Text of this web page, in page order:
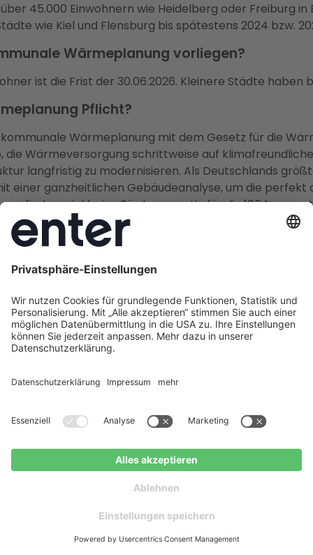
Kostenlose Beratung
Kostenloser
45.000 Einwohnern wie Heidelberg oder Freiburg
wie Kiel und Flensburg bis spätestens 2024 bzw.
Wärmeplanung vorliegen?
ist die Frist der 30.06.2026. Kleinere Städte haben
Pflicht?
kommunale Wärmeplanung mit dem Gesetz für die
die Wärmeversorgung schrittweise auf
langfristig zu modernisieren. Als Deutschlands
einer ganzheitlichen Gebäudeanalyse, um die perfekt
zu finden – inklusive Fördergarantie für die 100 %
auf die kommunale Wärmeplanung in
direkten Einfluss auf die kommunale
politische Entscheidungen könnten jedoch die
sollten daher bestehende
Wärmeversorgung abzusichern und Fortschritte zu
Vergleich, um die beste Lösung für Ihr Zuhause zu
Jetzt weitere Artikel entdecken